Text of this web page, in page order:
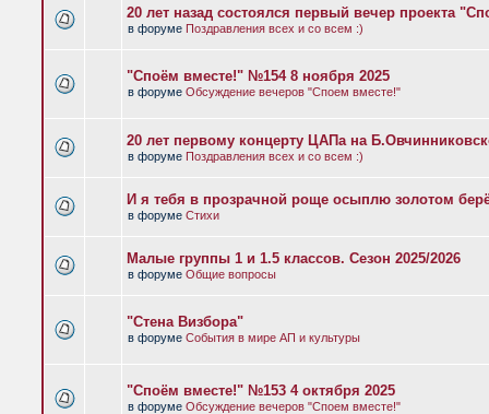
20 лет назад состоялся первый вечер проекта
в форуме Поздравления всех и со всем :)
"Споём вместе!" №154 8 ноября 2025
в форуме Обсуждение вечеров "Споем вместе!"
20 лет первому концерту ЦАПа на
в форуме Поздравления всех и со всем :)
И я тебя в прозрачной роще осыплю золотом
в форуме Стихи
Малые группы 1 и 1.5 классов. Сезон 2025/2026
в форуме Общие вопросы
"Стена Визбора"
в форуме События в мире АП и культуры
"Споём вместе!" №153 4 октября 2025
в форуме Обсуждение вечеров "Споем вместе!"